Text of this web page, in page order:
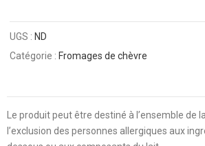
UGS : ND
Catégorie : Fromages de chèvre
Le produit peut être destiné à l’ensemble de
l’exclusion des personnes allergiques aux